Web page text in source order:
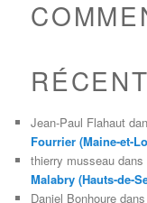
Jean-Paul Flahaut
Fourrier (Maine-et-
thierry musseau dans
Malabry (Hauts-de-
Daniel Bonhoure